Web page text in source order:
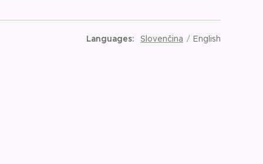
Languages Slovenčina English